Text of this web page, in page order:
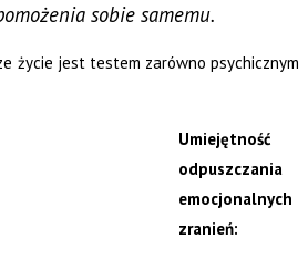
sobie samemu.
życie jest testem zarówno psychicznym
Umiejętność
odpuszczania
emocjonalnych
zranień: